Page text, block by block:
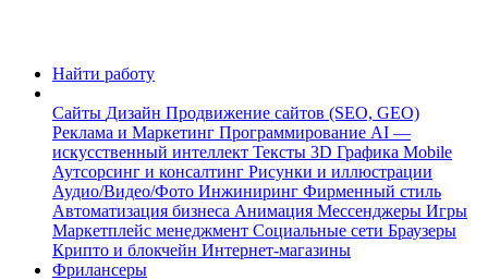
Найти работу
Сайты Дизайн Продвижение сайтов (SEO, GEO)
Реклама и Маркетинг Программирование AI —
искусственный интеллект Тексты 3D Графика Mobile
Аутсорсинг и консалтинг Рисунки и иллюстрации
Аудио/Видео/Фото Инжиниринг Фирменный стиль
Автоматизация бизнеса Анимация Мессенджеры Игры
Маркетплейс менеджмент Социальные сети Браузеры
Крипто и блокчейн Интернет-магазины
Фрилансеры